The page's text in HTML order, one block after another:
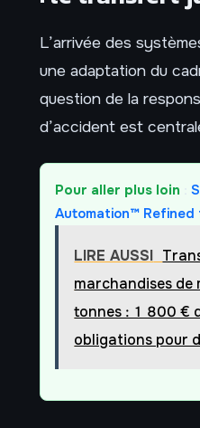
L’arrivée des
une adaptation du
question de la
d’accident est
Pour aller plus loin
Automation™
LIRE AUSSI
marchandises de
tonnes : 1 800 €
obligations pour